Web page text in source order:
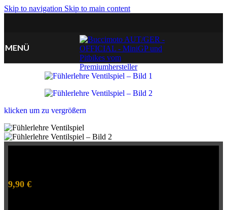
Skip to navigation Skip to main content
MENÜ
klicken um zu vergrößern
9,90 €